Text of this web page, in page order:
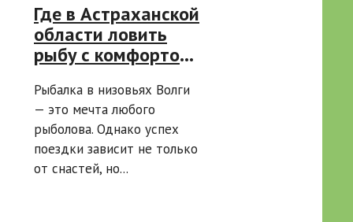
Где в Астраханской
области ловить
рыбу с комфортом:
районам
Рыбалка в низовьях Волги
— это мечта любого
рыболова. Однако успех
поездки зависит не только
от снастей, но...